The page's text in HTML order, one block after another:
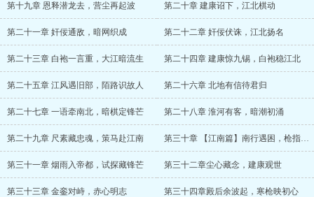
第十九章 恩释潜龙去，营尘再起波 第二十章 建康诏下，江北棋动
第二十一章 奸佞通敌，暗网织成 第二十二章 奸佞伏诛，江北扬名
第二十三章 白袍一言重，大江暗流生 第二十四章 建康惊九锡，白袍稳江北
第二十五章 江风遇旧部，陌路识故人 第二十六章 北地有信待君归
第二十七章 一语牵南北，暗棋定锋芒 第二十八章 淮河有客，暗潮初涌
第二十九章 尺素藏忠魂，策马赴江南 第三十章 【江南篇】南行遇困，枪指建康
第三十一章 烟雨入帝都，试探藏锋芒 第三十二章尘心藏念，建康观世
第三十三章 金銮对峙，赤心明志 第三十四章殿后余波起，寒枪映初心